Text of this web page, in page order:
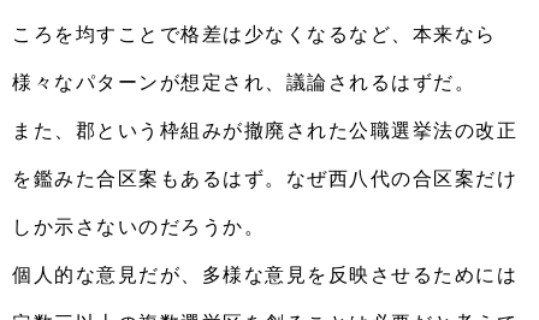
ころを均すことで格差は少なくなるなど、本来なら
様々なパターンが想定され、議論されるはずだ。
また、郡という枠組みが撤廃された公職選挙法の改正
を鑑みた合区案もあるはず。なぜ西八代の合区案だけ
しか示さないのだろうか。
個人的な意見だが、多様な意見を反映させるためには